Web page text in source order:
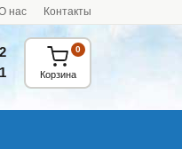
нас Контакты
Корзина
0